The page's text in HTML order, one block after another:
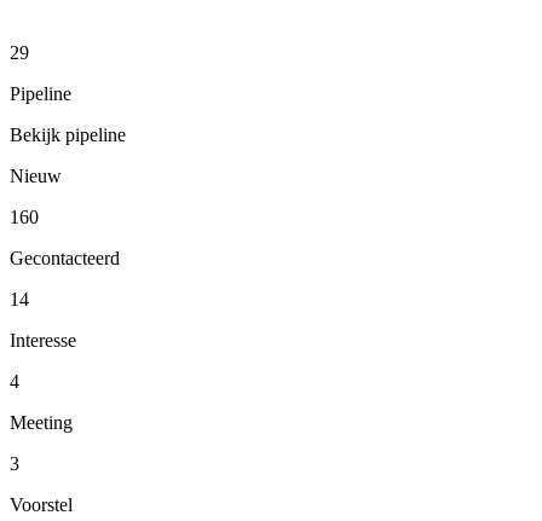
29
Pipeline
Bekijk pipeline
Nieuw
160
Gecontacteerd
14
Interesse
4
Meeting
3
Voorstel